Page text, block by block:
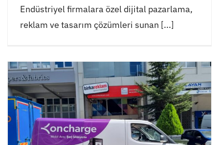
Endüstriyel firmalara özel dijital pazarlama,
reklam ve tasarım çözümleri sunan [...]